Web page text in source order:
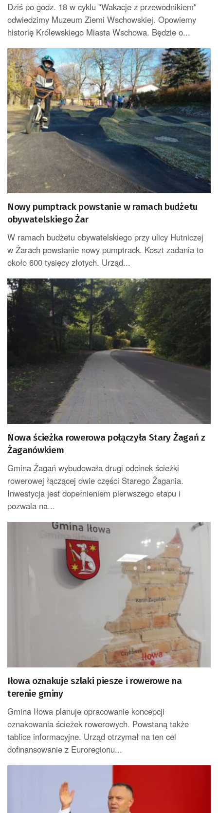
Dziś po godz. 18 w cyklu "Wakacje z przewodnikiem"
odwiedzimy Muzeum Ziemi Wschowskiej. Opowiemy
historię Królewskiego Miasta Wschowa. Będzie o...
Nowy pumptrack powstanie w ramach budżetu
obywatelskiego Żar
W ramach budżetu obywatelskiego przy ulicy Hutniczej
w Żarach powstanie nowy pumptrack. Koszt zadania to
około 600 tysięcy złotych. Urząd...
Nowa ścieżka rowerowa połączyła Stary Żagań z
Żaganówkiem
Gmina Żagań wybudowała drugi odcinek ścieżki
rowerowej łączącej dwie części Starego Żagania.
Inwestycja jest dopełnieniem pierwszego etapu i
pozwala na...
Iłowa oznakuje szlaki piesze i rowerowe na
terenie gminy
Gmina Iłowa planuje opracowanie koncepcji
oznakowania ścieżek rowerowych. Powstaną także
tablice informacyjne. Urząd otrzymał na ten cel
dofinansowanie z Euroregionu...